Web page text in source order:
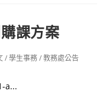
課方案
/學生事務/教務處公告
a...